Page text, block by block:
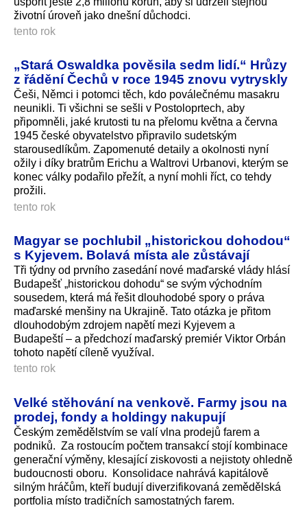
životní úroveň jako dnešní důchodci.
tento rok
„Stará Oswaldka pověsila sedm lidí.“ Hrůzy
z řádění Čechů v roce 1945 znovu vytryskly
Češi, Němci i potomci těch, kdo poválečnému masakru
neunikli. Ti všichni se sešli v Postoloprtech, aby
připomněli, jaké krutosti tu na přelomu května a června
1945 české obyvatelstvo připravilo sudetským
starousedlíkům. Zapomenuté detaily a okolnosti nyní
ožily i díky bratrům Erichu a Waltrovi Urbanovi, kterým se
konec války podařilo přežít, a nyní mohli říct, co tehdy
prožili.
tento rok
Magyar se pochlubil „historickou dohodou“
s Kyjevem. Bolavá místa ale zůstávají
Tři týdny od prvního zasedání nové maďarské vlády hlásí
Budapešť „historickou dohodu“ se svým východním
sousedem, která má řešit dlouhodobé spory o práva
maďarské menšiny na Ukrajině. Tato otázka je přitom
dlouhodobým zdrojem napětí mezi Kyjevem a
Budapeští – a předchozí maďarský premiér Viktor Orbán
tohoto napětí cíleně využíval.
tento rok
Velké stěhování na venkově. Farmy jsou na
prodej, fondy a holdingy nakupují
Českým zeměděl­stvím se valí vlna prodejů farem a
podniků. Za rostoucím počtem transakcí stojí kombinace
generační výměny, klesající ziskovosti a nejistoty ohledně
budoucnosti oboru. Konsolidace nahrává kapitálově
silným hráčům, kteří budují diverzifikovaná zemědělská
portfolia místo tradičních samostatných farem.